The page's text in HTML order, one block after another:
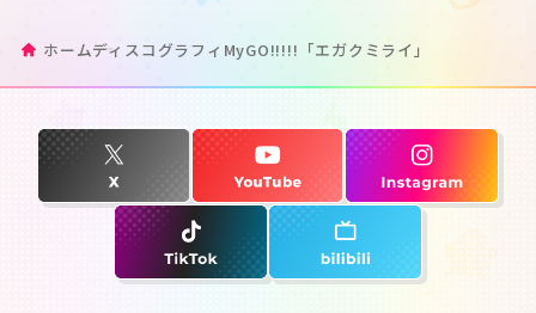
ホームディスコグラフィ MyGO!!!!!「エガクミライ」